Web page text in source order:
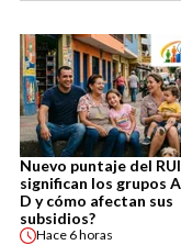
Nuevo puntaje del
significan los grupos
D y cómo afectan sus
subsidios?
Hace 6 horas